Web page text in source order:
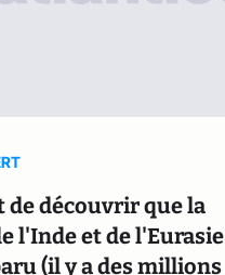
de découvrir que la
l'Inde et de l'Eurasie
(il y a des millions